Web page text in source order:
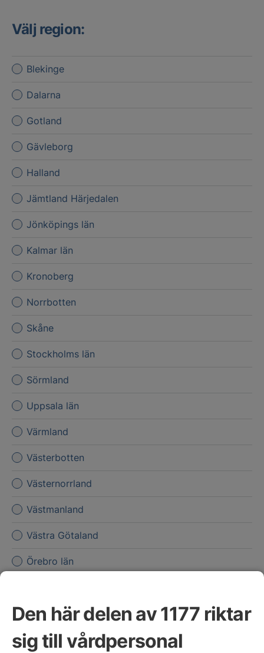
Den här delen av 1177 riktar
sig till vårdpersonal
Välj region:
Blekinge
Dalarna
Gotland
Gävleborg
Halland
Jämtland Härjedalen
Jönköpings län
Kalmar län
Kronoberg
Norrbotten
Skåne
Stockholms län
Sörmland
Uppsala län
Värmland
Västerbotten
Västernorrland
Västmanland
Västra Götaland
Örebro län
Jag vill inte se någon regional information
Obs! Detta val innebär att du inte ser regionalt innehåll
och viktig information som gäller just din region.